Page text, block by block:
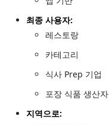
최종 사용자:
레스토랑
카테고리
식사 Prep 기업
포장 식품 생산자
지역으로: